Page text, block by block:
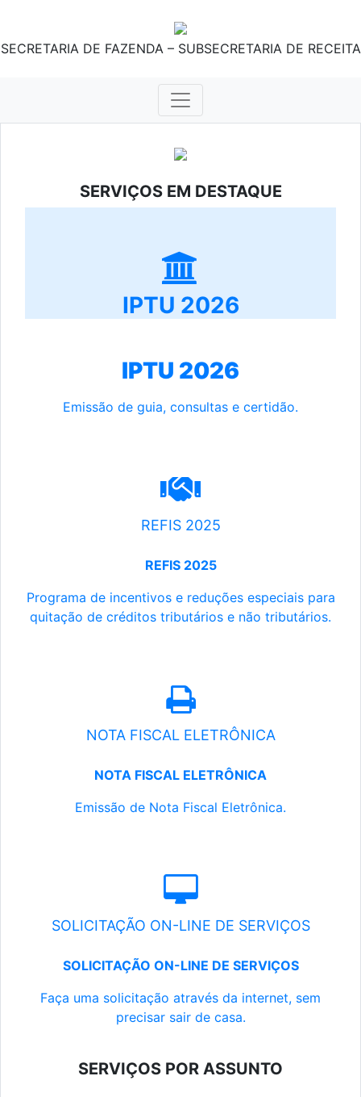
SECRETARIA DE FAZENDA – SUBSECRETARIA DE RECEITA
SERVIÇOS EM DESTAQUE
IPTU 2026
IPTU 2026
Emissão de guia, consultas e certidão.
REFIS 2025
REFIS 2025
Programa de incentivos e reduções especiais para
quitação de créditos tributários e não tributários.
NOTA FISCAL ELETRÔNICA
NOTA FISCAL ELETRÔNICA
Emissão de Nota Fiscal Eletrônica.
SOLICITAÇÃO ON-LINE DE SERVIÇOS
SOLICITAÇÃO ON-LINE DE SERVIÇOS
Faça uma solicitação através da internet, sem
precisar sair de casa.
SERVIÇOS POR ASSUNTO